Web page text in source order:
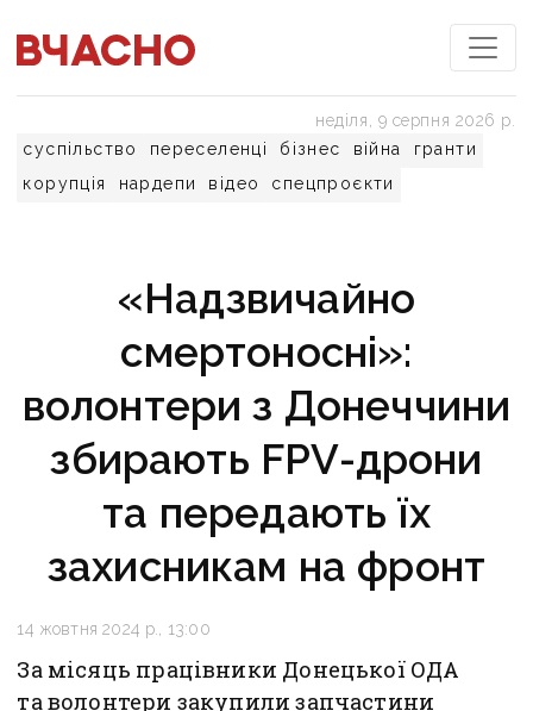
суспільство переселенці бізнес війна
гранти
корупція
нардепи відео спецпроєкти
неділя, 9 серпня 2026 р.
«Надзвичайно
смертоносні»:
волонтери з Донеччини
збирають FPV-дрони
та передають їх
захисникам на фронт
14 жовтня 2024 р., 13:00
За місяць працівники Донецької ОДА
та волонтери закупили запчастини